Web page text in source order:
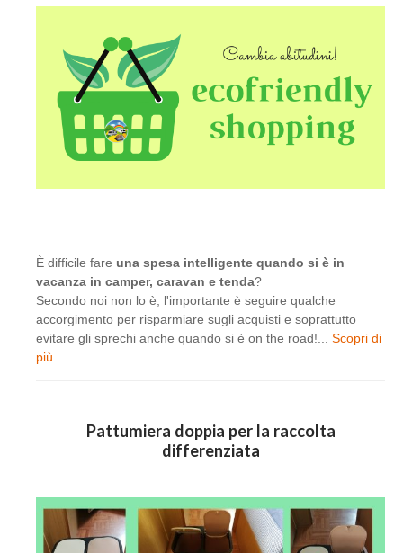
È difficile fare una spesa intelligente quando si è in
vacanza in camper, caravan e tenda?
Secondo noi non lo è, l'importante è seguire qualche
accorgimento per risparmiare sugli acquisti e soprattutto
evitare gli sprechi anche quando si è on the road!... Scopri di
più
Pattumiera doppia per la raccolta
differenziata